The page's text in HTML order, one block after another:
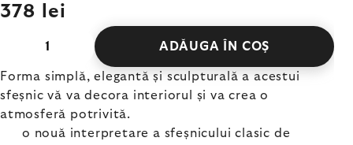
378 lei
ADĂUGA ÎN COŞ
Forma simplă, elegantă și sculpturală a acestui
sfeșnic vă va decora interiorul și va crea o
atmosferă potrivită.
o nouă interpretare a sfeșnicului clasic de